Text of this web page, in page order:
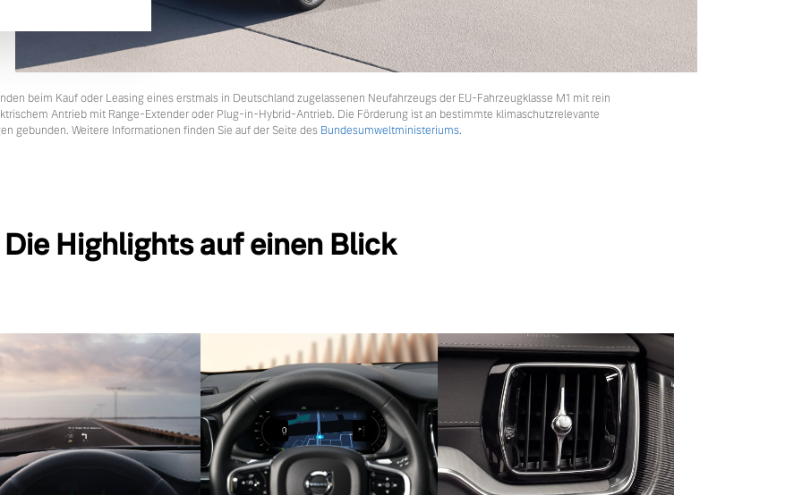
beim Kauf oder Leasing eines erstmals in Deutschland zugelassenen Neufahrzeugs der EU-Fahrzeugklasse M1 mit rein
Antrieb mit Range-Extender oder Plug-in-Hybrid-Antrieb. Die Förderung ist an bestimmte klimaschutzrelevante
gebunden. Weitere Informationen finden Sie auf der Seite des Bundesumweltministeriums.
Die Highlights auf einen Blick